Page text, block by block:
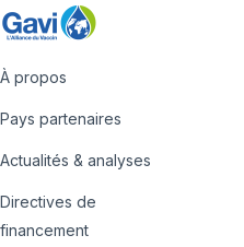
Footer
À propos
Pays partenaires
Actualités & analyses
Country
Directives de
financement